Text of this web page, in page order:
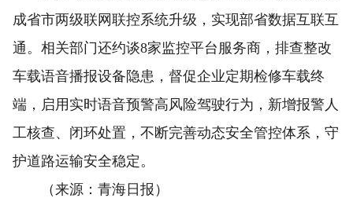
成省市两级联网联控系统升级，实现部省数据互联互
通。相关部门还约谈8家监控平台服务商，排查整改
车载语音播报设备隐患，督促企业定期检修车载终
端，启用实时语音预警高风险驾驶行为，新增报警人
工核查、闭环处置，不断完善动态安全管控体系，守
护道路运输安全稳定。
（来源：青海日报）